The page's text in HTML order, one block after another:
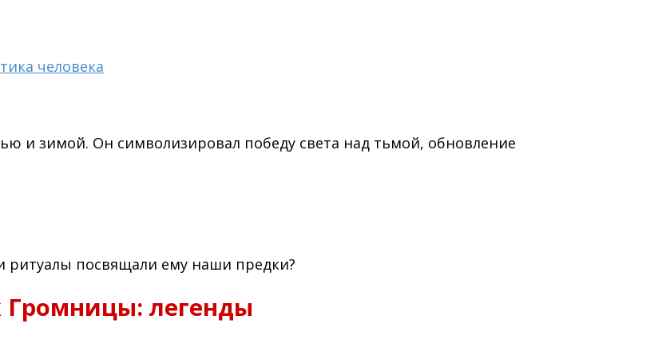
человека
и зимой. Он символизировал победу света над тьмой, обновление
ритуалы посвящали ему наши предки?
Громницы: легенды